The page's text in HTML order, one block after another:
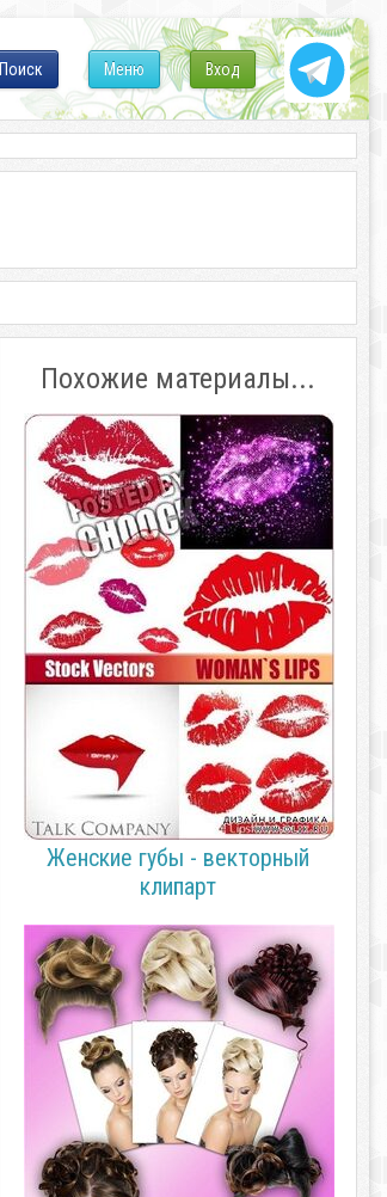
Вход
Меню
Поиск
Похожие материалы...
Женские губы - векторный
клипарт